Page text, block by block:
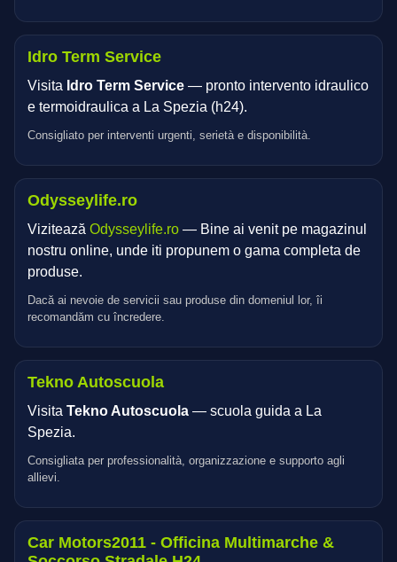
Idro Term Service
Visita Idro Term Service — pronto intervento idraulico
e termoidraulica a La Spezia (h24).
Consigliato per interventi urgenti, serietà e disponibilità.
Odysseylife.ro
Vizitează Odysseylife.ro — Bine ai venit pe magazinul
nostru online, unde iti propunem o gama completa de
produse.
Dacă ai nevoie de servicii sau produse din domeniul lor, îi
recomandăm cu încredere.
Tekno Autoscuola
Visita Tekno Autoscuola — scuola guida a La
Spezia.
Consigliata per professionalità, organizzazione e supporto agli
allievi.
Car Motors2011 - Officina Multimarche &